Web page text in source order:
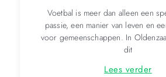
Voetbal is meer dan alleen een
passie, een manier van leven en
voor gemeenschappen. In
dit
Lees verder